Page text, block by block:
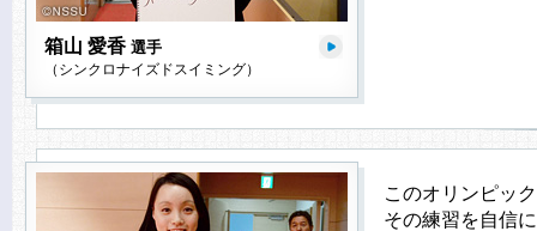
箱山 愛香 選手
（シンクロナイズドスイミング）
このオリンピッ
その練習を自信